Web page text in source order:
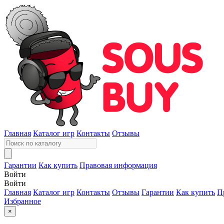
Главная Каталог игр Контакты Отзывы
Гарантии Как купить Правовая информация
Войти
Войти
Главная Каталог игр Контакты Отзывы Гарантии Как купить
Избранное
×